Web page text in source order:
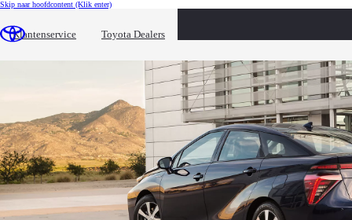
Skip naar hoofdcontent (Klik enter)
Klantenservice Toyota Dealers
De jaren 10